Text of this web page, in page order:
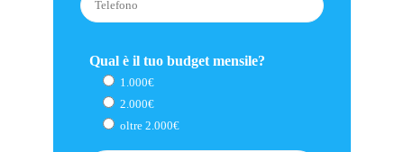
Qual è il tuo budget mensile?
1.000€
2.000€
oltre 2.000€